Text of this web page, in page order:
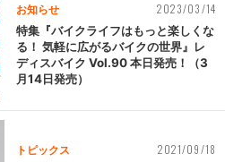
お知らせ 2023/03/14
特集『バイクライフはもっと楽しくな
る！ 気軽に広がるバイクの世界』レ
ディスバイク Vol.90 本日発売！（3
月14日発売）
トピックス 2021/09/18